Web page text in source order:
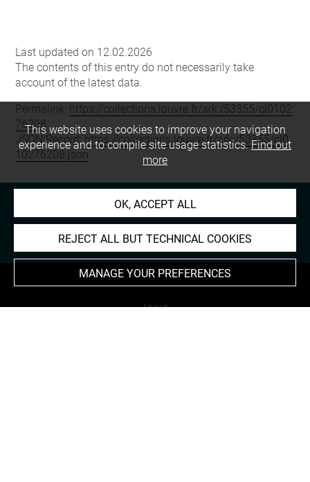
Last updated on 12.02.2026
The contents of this entry do not necessarily take
account of the latest data.
Permalink: https://collections.louvre.fr/ark:/53355/cl0102
76208
JSON Record:https://collections.louvre.fr/ark:/53355/cl0
10276208.json
About
This website uses cookies to improve your navigation
experience and to compile site usage statistics.Find out
more
OK, ACCEPT ALL
REJECT ALL BUT TECHNICAL COOKIES
MANAGE YOUR PREFERENCES